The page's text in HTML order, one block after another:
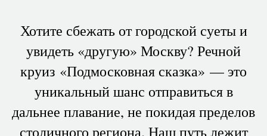
Хотите сбежать от городской суеты и
увидеть «другую» Москву? Речной
круиз «Подмосковная сказка» — это
уникальный шанс отправиться в
дальнее плавание, не покидая пределов
столичного региона. Наш путь лежит